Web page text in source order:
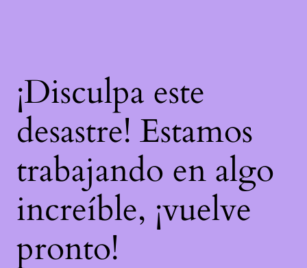
¡Disculpa este
desastre! Estamos
trabajando en algo
increíble, ¡vuelve
pronto!